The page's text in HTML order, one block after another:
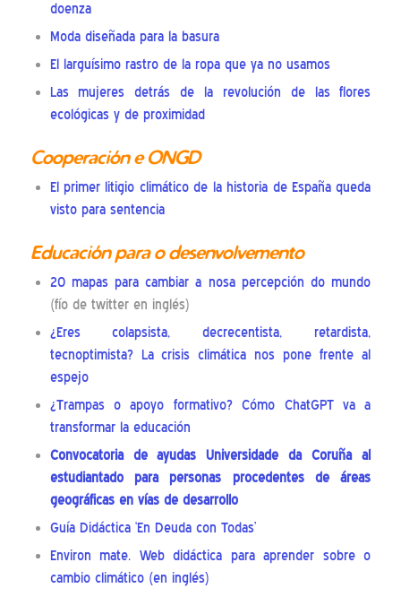
doenza
Moda diseñada para la basura
El larguísimo rastro de la ropa que ya no usamos
Las mujeres detrás de la revolución de las flores
ecológicas y de proximidad
Cooperación e ONGD
El primer litigio climático de la historia de España queda
visto para sentencia
Educación para o desenvolvemento
20 mapas para cambiar a nosa percepción do mundo
(fío de twitter en inglés)
¿Eres colapsista, decrecentista, retardista,
tecnoptimista? La crisis climática nos pone frente al
espejo
¿Trampas o apoyo formativo? Cómo ChatGPT va a
transformar la educación
Convocatoria de ayudas Universidade da Coruña al
estudiantado para personas procedentes de áreas
geográficas en vías de desarrollo
Guía Didáctica ‘En Deuda con Todas’
Environ mate. Web didáctica para aprender sobre o
cambio climático (en inglés)